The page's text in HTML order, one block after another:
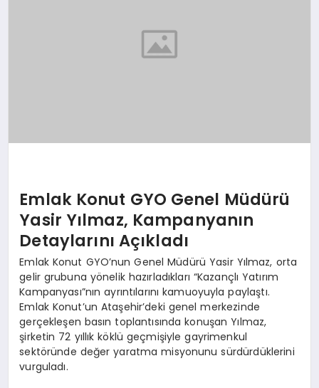
Emlak Konut GYO Genel Müdürü
Yasir Yılmaz, Kampanyanın
Detaylarını Açıkladı
Emlak Konut GYO’nun Genel Müdürü Yasir Yılmaz, orta
gelir grubuna yönelik hazırladıkları “Kazançlı Yatırım
Kampanyası”nın ayrıntılarını kamuoyuyla paylaştı.
Emlak Konut’un Ataşehir’deki genel merkezinde
gerçekleşen basın toplantısında konuşan Yılmaz,
şirketin 72 yıllık köklü geçmişiyle gayrimenkul
sektöründe değer yaratma misyonunu sürdürdüklerini
vurguladı.